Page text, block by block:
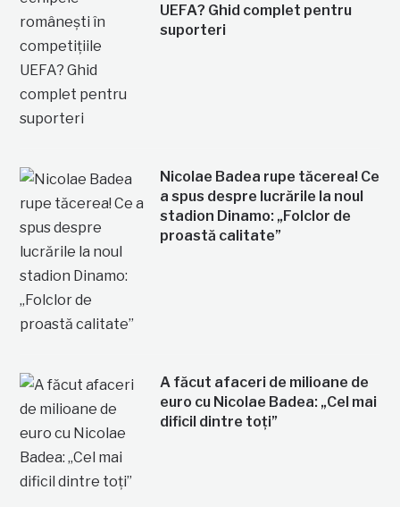
UEFA? Ghid complet pentru
suporteri
Nicolae Badea rupe tăcerea! Ce
a spus despre lucrările la noul
stadion Dinamo: „Folclor de
proastă calitate”
A făcut afaceri de milioane de
euro cu Nicolae Badea: „Cel mai
dificil dintre toți”